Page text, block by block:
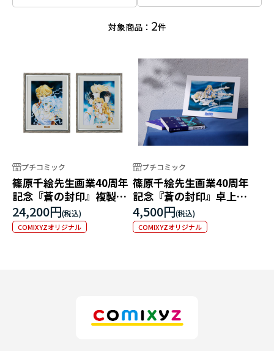
対象商品： 2件
プチコミック
篠原千絵先生画業40周年
記念『蒼の封印』複製原
画
24,200円
COMIXYZオリジナル
プチコミック
篠原千絵先生画業40周年
記念『蒼の封印』卓上複
製原画セット
4,500円
COMIXYZオリジナル